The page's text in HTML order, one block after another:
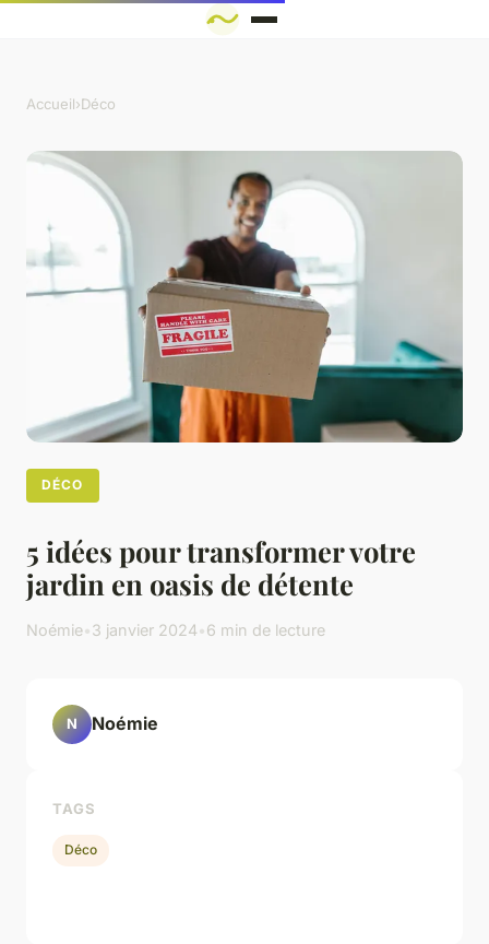
Accueil›Déco
DÉCO
5 idées pour transformer votre
jardin en oasis de détente
Noémie•3 janvier 2024•6 min de lecture
N Noémie
TAGS
Déco